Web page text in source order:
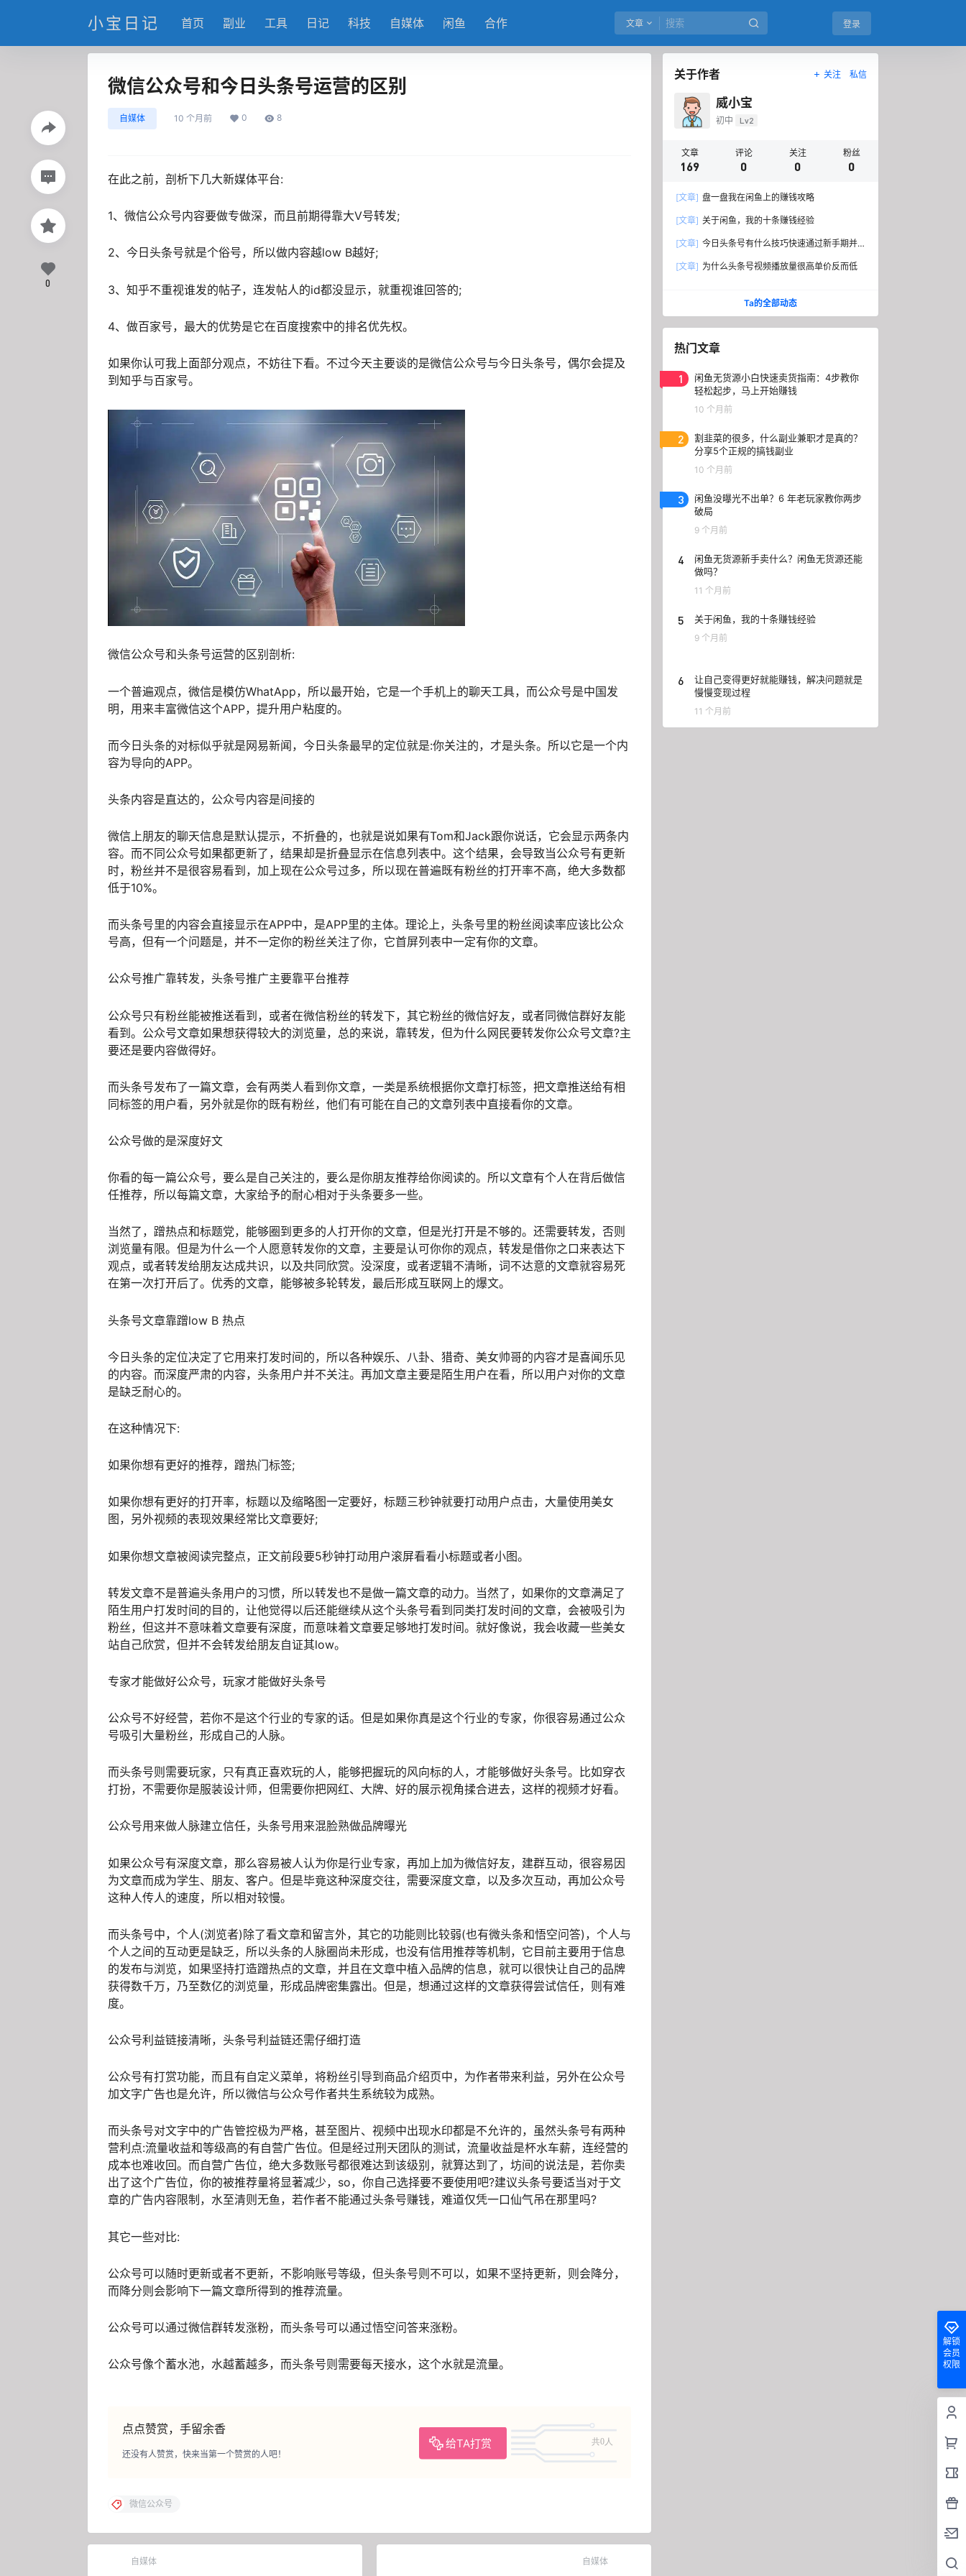
小宝日记 首页 副业 工具 日记 科技 自媒体 闲鱼 合作 文章 登录
微信公众号和今日头条号运营的区别
自媒体 10 个月前 0 8
在此之前，剖析下几大新媒体平台:
1、微信公众号内容要做专做深，而且前期得靠大V号转发;
2、今日头条号就是个俗号，所以做内容越low B越好;
3、知乎不重视谁发的帖子，连发帖人的id都没显示，就重视谁回答的;
4、做百家号，最大的优势是它在百度搜索中的排名优先权。
如果你认可我上面部分观点，不妨往下看。不过今天主要谈的是微信公众号与今日头条号，偶尔会提及
到知乎与百家号。
微信公众号和头条号运营的区别剖析:
一个普遍观点，微信是模仿WhatApp，所以最开始，它是一个手机上的聊天工具，而公众号是中国发
明，用来丰富微信这个APP，提升用户粘度的。
而今日头条的对标似乎就是网易新闻，今日头条最早的定位就是:你关注的，才是头条。所以它是一个内
容为导向的APP。
头条内容是直达的，公众号内容是间接的
微信上朋友的聊天信息是默认提示，不折叠的，也就是说如果有Tom和Jack跟你说话，它会显示两条内
容。而不同公众号如果都更新了，结果却是折叠显示在信息列表中。这个结果，会导致当公众号有更新
时，粉丝并不是很容易看到，加上现在公众号过多，所以现在普遍既有粉丝的打开率不高，绝大多数都
低于10%。
而头条号里的内容会直接显示在APP中，是APP里的主体。理论上，头条号里的粉丝阅读率应该比公众
号高，但有一个问题是，并不一定你的粉丝关注了你，它首屏列表中一定有你的文章。
公众号推广靠转发，头条号推广主要靠平台推荐
公众号只有粉丝能被推送看到，或者在微信粉丝的转发下，其它粉丝的微信好友，或者同微信群好友能
看到。公众号文章如果想获得较大的浏览量，总的来说，靠转发，但为什么网民要转发你公众号文章?主
要还是要内容做得好。
而头条号发布了一篇文章，会有两类人看到你文章，一类是系统根据你文章打标签，把文章推送给有相
同标签的用户看，另外就是你的既有粉丝，他们有可能在自己的文章列表中直接看你的文章。
公众号做的是深度好文
你看的每一篇公众号，要么是自己关注的，要么是你朋友推荐给你阅读的。所以文章有个人在背后做信
任推荐，所以每篇文章，大家给予的耐心相对于头条要多一些。
当然了，蹭热点和标题党，能够圈到更多的人打开你的文章，但是光打开是不够的。还需要转发，否则
浏览量有限。但是为什么一个人愿意转发你的文章，主要是认可你你的观点，转发是借你之口来表达下
观点，或者转发给朋友达成共识，以及共同欣赏。没深度，或者逻辑不清晰，词不达意的文章就容易死
在第一次打开后了。优秀的文章，能够被多轮转发，最后形成互联网上的爆文。
头条号文章靠蹭low B 热点
今日头条的定位决定了它用来打发时间的，所以各种娱乐、八卦、猎奇、美女帅哥的内容才是喜闻乐见
的内容。而深度严肃的内容，头条用户并不关注。再加文章主要是陌生用户在看，所以用户对你的文章
是缺乏耐心的。
在这种情况下:
如果你想有更好的推荐，蹭热门标签;
如果你想有更好的打开率，标题以及缩略图一定要好，标题三秒钟就要打动用户点击，大量使用美女
图，另外视频的表现效果经常比文章要好;
如果你想文章被阅读完整点，正文前段要5秒钟打动用户滚屏看看小标题或者小图。
转发文章不是普遍头条用户的习惯，所以转发也不是做一篇文章的动力。当然了，如果你的文章满足了
陌生用户打发时间的目的，让他觉得以后还能继续从这个头条号看到同类打发时间的文章，会被吸引为
粉丝，但这并不意味着文章要有深度，而意味着文章要足够地打发时间。就好像说，我会收藏一些美女
站自己欣赏，但并不会转发给朋友自证其low。
专家才能做好公众号，玩家才能做好头条号
公众号不好经营，若你不是这个行业的专家的话。但是如果你真是这个行业的专家，你很容易通过公众
号吸引大量粉丝，形成自己的人脉。
而头条号则需要玩家，只有真正喜欢玩的人，能够把握玩的风向标的人，才能够做好头条号。比如穿衣
打扮，不需要你是服装设计师，但需要你把网红、大牌、好的展示视角揉合进去，这样的视频才好看。
公众号用来做人脉建立信任，头条号用来混脸熟做品牌曝光
如果公众号有深度文章，那么容易被人认为你是行业专家，再加上加为微信好友，建群互动，很容易因
为文章而成为学生、朋友、客户。但是毕竟这种深度交往，需要深度文章，以及多次互动，再加公众号
这种人传人的速度，所以相对较慢。
而头条号中，个人(浏览者)除了看文章和留言外，其它的功能则比较弱(也有微头条和悟空问答)，个人与
个人之间的互动更是缺乏，所以头条的人脉圈尚未形成，也没有信用推荐等机制，它目前主要用于信息
的发布与浏览，如果坚持打造蹭热点的文章，并且在文章中植入品牌的信息，就可以很快让自己的品牌
获得数千万，乃至数亿的浏览量，形成品牌密集露出。但是，想通过这样的文章获得尝试信任，则有难
度。
公众号利益链接清晰，头条号利益链还需仔细打造
公众号有打赏功能，而且有自定义菜单，将粉丝引导到商品介绍页中，为作者带来利益，另外在公众号
加文字广告也是允许，所以微信与公众号作者共生系统较为成熟。
而头条号对文字中的广告管控极为严格，甚至图片、视频中出现水印都是不允许的，虽然头条号有两种
营利点:流量收益和等级高的有自营广告位。但是经过刑天团队的测试，流量收益是杯水车薪，连经营的
成本也难收回。而自营广告位，绝大多数账号都很难达到该级别，就算达到了，坊间的说法是，若你卖
出了这个广告位，你的被推荐量将显著减少，so，你自己选择要不要使用吧?建议头条号要适当对于文
章的广告内容限制，水至清则无鱼，若作者不能通过头条号赚钱，难道仅凭一口仙气吊在那里吗?
其它一些对比:
公众号可以随时更新或者不更新，不影响账号等级，但头条号则不可以，如果不坚持更新，则会降分，
而降分则会影响下一篇文章所得到的推荐流量。
公众号可以通过微信群转发涨粉，而头条号可以通过悟空问答来涨粉。
公众号像个蓄水池，水越蓄越多，而头条号则需要每天接水，这个水就是流量。
点点赞赏，手留余香
给TA打赏 共0人
还没有人赞赏，快来当第一个赞赏的人吧！
0
微信公众号
自媒体 自媒体
关于作者 关注 私信
威小宝
初中 Lv2
文章
169
评论
0
关注
0
粉丝
0
[文章] 盘一盘我在闲鱼上的赚钱攻略
[文章] 关于闲鱼，我的十条赚钱经验
[文章] 今日头条号有什么技巧快速通过新手期并
[文章] 为什么头条号视频播放量很高单价反而低
Ta的全部动态
热门文章
1
闲鱼无货源小白快速卖货指南：4步教你
轻松起步，马上开始赚钱
10 个月前
2
割韭菜的很多，什么副业兼职才是真的？
分享5个正规的搞钱副业
10 个月前
3
闲鱼没曝光不出单？6 年老玩家教你两步
破局
9 个月前
4
闲鱼无货源新手卖什么？闲鱼无货源还能
做吗？
11 个月前
5 关于闲鱼，我的十条赚钱经验
9 个月前
6
让自己变得更好就能赚钱，解决问题就是
慢慢变现过程
11 个月前
解锁
会员
权限